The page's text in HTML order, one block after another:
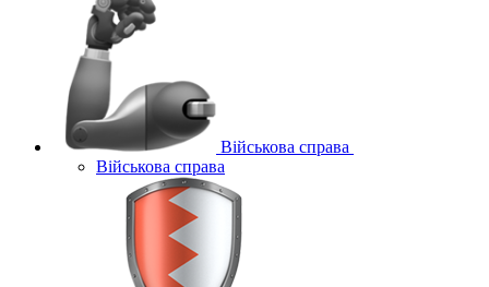
Військова справа
Військова справа